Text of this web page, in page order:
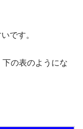
です。
の表のようにな